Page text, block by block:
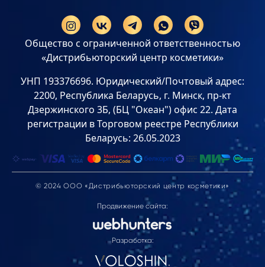
Общество с ограниченной ответственностью
«Дистрибьюторский центр косметики»
УНП 193376696. Юридический/Почтовый адрес:
2200, Республика Беларусь, г. Минск, пр-кт
Дзержинского 3Б, (БЦ "Океан") офис 22. Дата
регистрации в Торговом реестре Республики
Беларусь: 26.05.2023
© 2024 ООО «Дистрибьюторский центр косметики»
Продвижение сайта:
Разработка: